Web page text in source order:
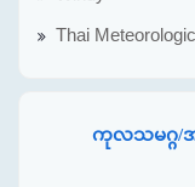
Thai
ကုလသမဂ္ဂ/